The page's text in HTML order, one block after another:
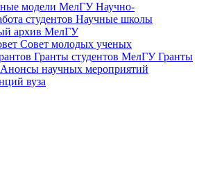
модели МелГУНаучно-
студентов Научные школы
архив МелГУ
Совет молодых ученых
Гранты студентов МелГУГранты
Анонсы научных мероприятий
вуза